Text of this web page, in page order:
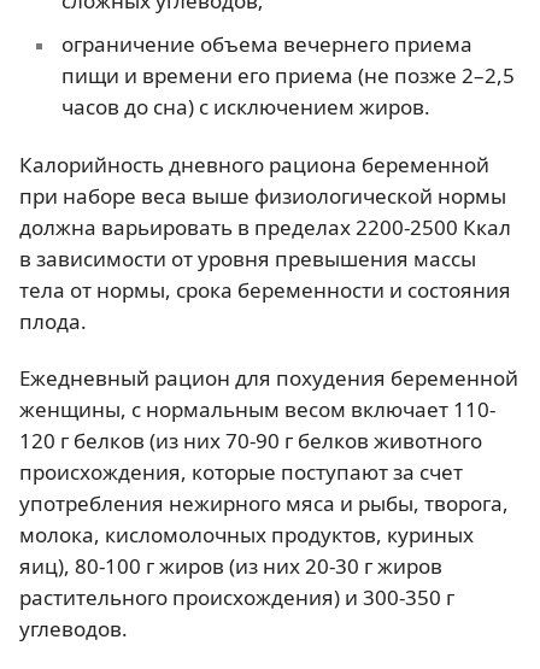
ограничение объема вечернего приема
пищи и времени его приема (не позже 2–2,5
часов до сна) с исключением жиров.
Калорийность дневного рациона беременной
при наборе веса выше физиологической нормы
должна варьировать в пределах 2200-2500 Ккал
в зависимости от уровня превышения массы
тела от нормы, срока беременности и состояния
плода.
Ежедневный рацион для похудения беременной
женщины, с нормальным весом включает 110-
120 г белков (из них 70-90 г белков животного
происхождения, которые поступают за счет
употребления нежирного мяса и рыбы, творога,
молока, кисломолочных продуктов, куриных
яиц), 80-100 г жиров (из них 20-30 г жиров
растительного происхождения) и 300-350 г
углеводов.